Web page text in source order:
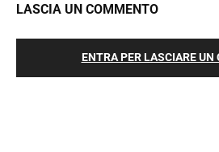
LASCIA UN COMMENTO
ENTRA PER LASCIARE UN